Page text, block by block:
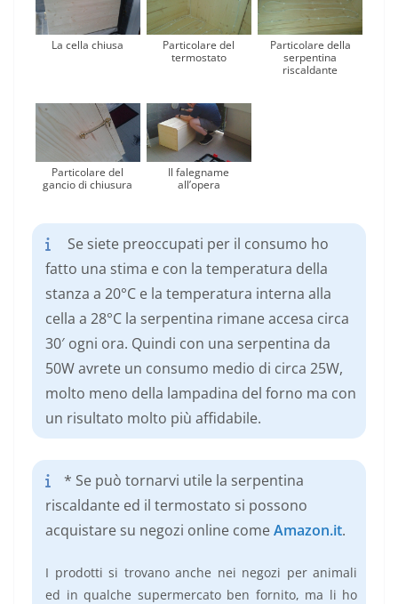
La cella chiusa
Particolare del
termostato
Particolare della
serpentina
riscaldante
Particolare del
gancio di chiusura
Il falegname
all’opera
Se siete preoccupati per il consumo ho
fatto una stima e con la temperatura della
stanza a 20°C e la temperatura interna alla
cella a 28°C la serpentina rimane accesa circa
30′ ogni ora. Quindi con una serpentina da
50W avrete un consumo medio di circa 25W,
molto meno della lampadina del forno ma con
un risultato molto più affidabile.
* Se può tornarvi utile la serpentina
riscaldante ed il termostato si possono
acquistare su negozi online comeAmazon.it.
I prodotti si trovano anche nei negozi per animali
ed in qualche supermercato ben fornito, ma li ho